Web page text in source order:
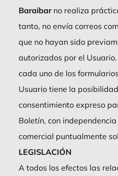
Baraibarno realiza
tanto, no envía correos
que no hayan sido
autorizados por el
cada uno de los
Usuario tiene la
consentimiento expreso
Boletín, con
comercial puntualmente
LEGISLACIÓN
A todos los efectos las